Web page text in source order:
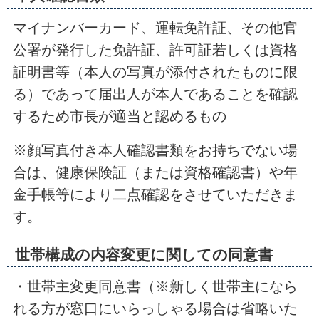
マイナンバーカード、運転免許証、その他官
公署が発行した免許証、許可証若しくは資格
証明書等（本人の写真が添付されたものに限
る）であって届出人が本人であることを確認
するため市長が適当と認めるもの
※顔写真付き本人確認書類をお持ちでない場
合は、健康保険証（または資格確認書）や年
金手帳等により二点確認をさせていただきま
す。
世帯構成の内容変更に関しての同意書
・世帯主変更同意書（※新しく世帯主になら
れる方が窓口にいらっしゃる場合は省略いた